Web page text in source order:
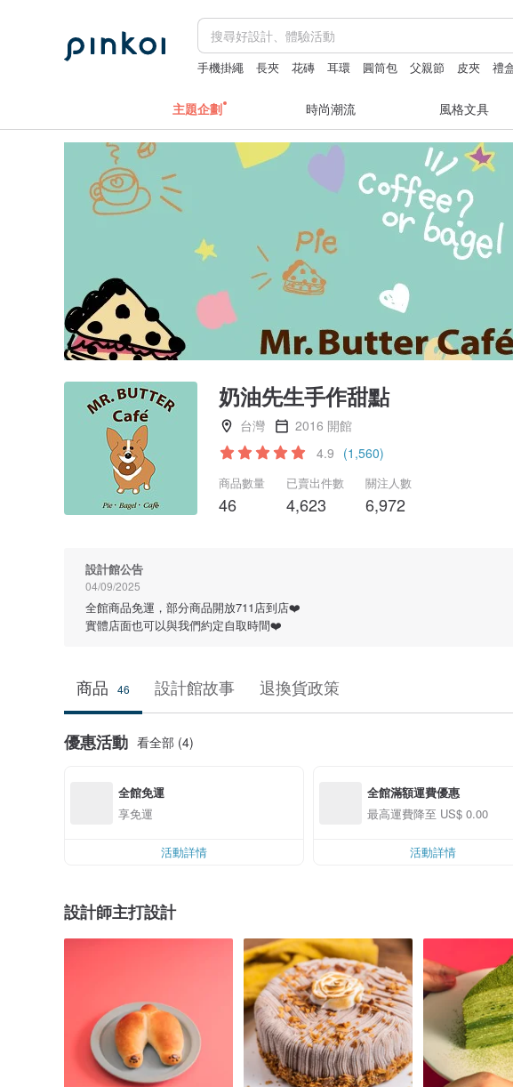
手機掛繩 長夾 花磚 耳環 圓筒包 父親節 皮夾 禮
主題企劃 時尚潮流 風格文具
奶油先生手作甜點
台灣
2016 開館
4.9 (1,560)
商品數量
46
已賣出件數
4,623
關注人數
6,972
設計館公告
04/09/2025
全館商品免運，部分商品開放711店到店❤️
實體店面也可以與我們約定自取時間❤️
商品 46 設計館故事 退換貨政策
優惠活動 看全部 (4)
全館免運
享免運
活動詳情
全館滿額運費優惠
最高運費降至 US$ 0.00
活動詳情
設計師主打設計